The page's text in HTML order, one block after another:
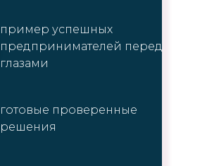
пример успешных
предпринимателей перед
глазами
готовые проверенные
решения